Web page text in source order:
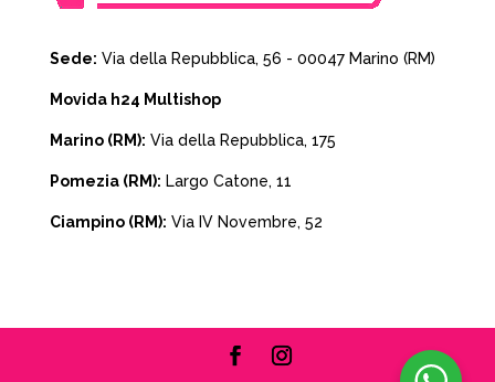
Sede: Via della Repubblica, 56 - 00047 Marino (RM)
Movida h24 Multishop
Marino (RM): Via della Repubblica, 175
Pomezia (RM): Largo Catone, 11
Ciampino (RM): Via IV Novembre, 52